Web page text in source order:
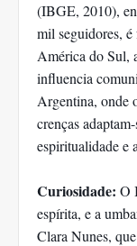
(IBGE, 2010),
mil seguidores,
América do Sul,
influencia
Argentina, onde
crenças
espiritualidade e
Curiosidade: O
espírita, e a
Clara Nunes,